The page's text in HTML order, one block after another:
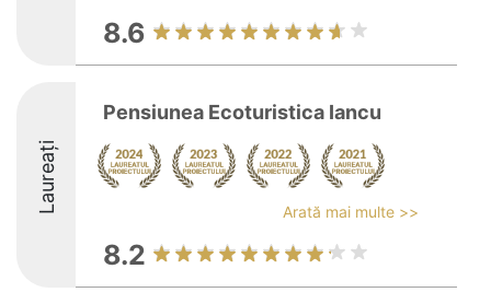
8.6
Laureați
Pensiunea Ecoturistica Iancu
Arată mai multe >>
8.2